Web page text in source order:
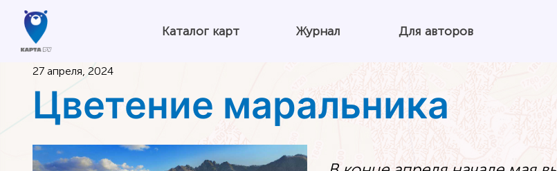
Каталог карт Журнал Для авторов
27 апреля, 2024
Цветение маральника